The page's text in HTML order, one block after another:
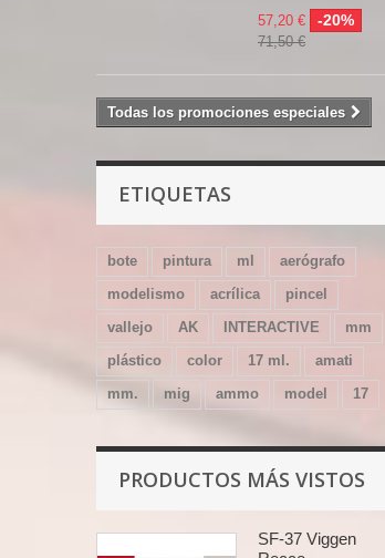
57,20 € -20%
71,50 €
Todas los promociones especiales
ETIQUETAS
bote pintura ml
aerógrafo
modelismo
acrílica
pincel
vallejo
AK INTERACTIVE
mm
plástico
color 17 ml.
amati
mm.
mig ammo model 17
PRODUCTOS MÁS VISTOS
SF-37 Viggen